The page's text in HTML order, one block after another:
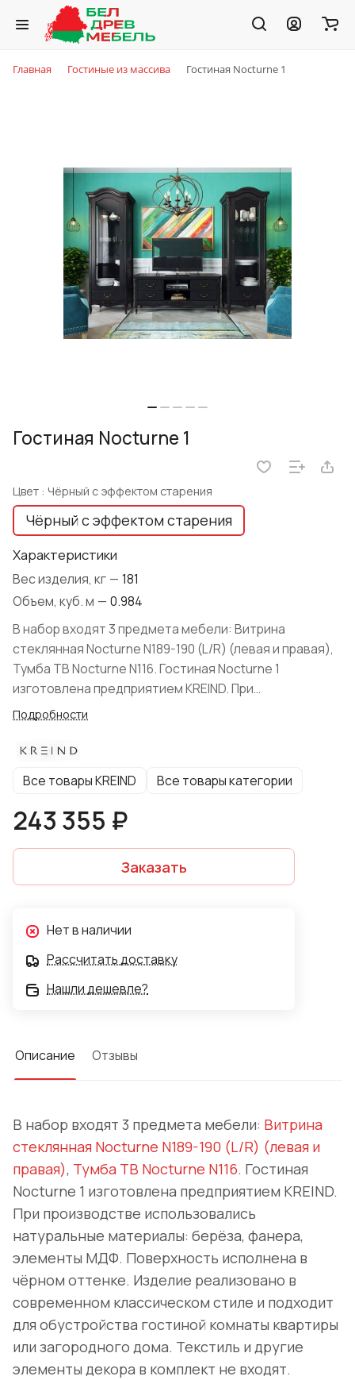
Главная Гостиные из массива Гостиная Nocturne 1
Гостиная Nocturne 1
Цвет : Чёрный с эффектом старения
Чёрный с эффектом старения
Характеристики
Вес изделия, кг — 181
Объем, куб. м — 0.984
В набор входят 3 предмета мебели: Витрина
стеклянная Nocturne N189-190 (L/R) (левая и правая),
Тумба ТВ Nocturne N116. Гостиная Nocturne 1
изготовлена предприятием KREIND. При
производстве использовались натуральные
Поверхность исполнена в чёрном оттенке. Изделие
подходит для обустройства гостиной комнаты
квартиры или загородного дома. Текстиль и другие
элементы декора в комплект не входят. Мебель
поставляется в разобранном виде.
Подробности
Все товары KREIND Все товары категории
243 355 ₽
Заказать
Нет в наличии
Рассчитать доставку
Нашли дешевле?
Описание Отзывы
В набор входят 3 предмета мебели: Витрина
стеклянная Nocturne N189-190 (L/R) (левая и
правая), Тумба ТВ Nocturne N116. Гостиная
Nocturne 1 изготовлена предприятием KREIND.
При производстве использовались
натуральные материалы: берёза, фанера,
элементы МДФ. Поверхность исполнена в
чёрном оттенке. Изделие реализовано в
современном классическом стиле и подходит
для обустройства гостиной комнаты квартиры
или загородного дома. Текстиль и другие
элементы декора в комплект не входят.